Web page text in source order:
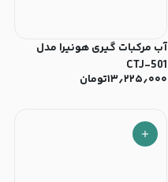
آب مرکبات گیری هونیرا مدل
CTJ-501
۱۳٫۲۲۵٫۰۰۰تومان